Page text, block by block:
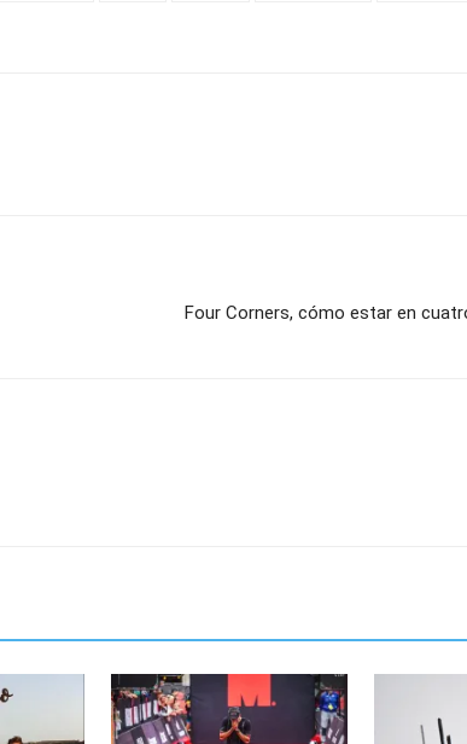
Four Corners, cómo estar en